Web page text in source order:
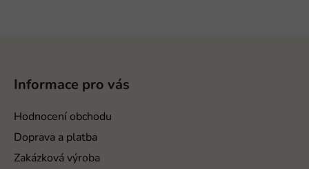
Informace pro vás
Hodnocení obchodu
Doprava a platba
Zakázková výroba